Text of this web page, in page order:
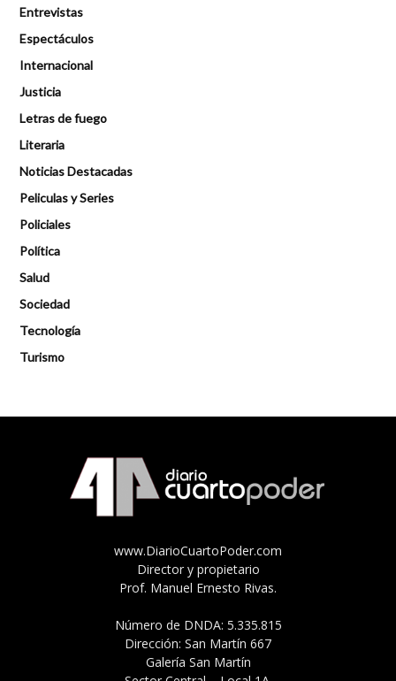
Entrevistas
Espectáculos
Internacional
Justicia
Letras de fuego
Literaria
Noticias Destacadas
Peliculas y Series
Policiales
Política
Salud
Sociedad
Tecnología
Turismo
www.DiarioCuartoPoder.com
Director y propietario
Prof. Manuel Ernesto Rivas.
Número de DNDA: 5.335.815
Dirección: San Martín 667
Galería San Martín